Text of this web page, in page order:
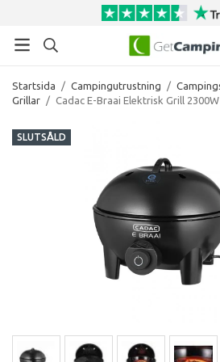
Startsida / Campingutrustning /
Grillar / Cadac E-Braai Elektrisk Grill 2300W
SLUTSÅLD